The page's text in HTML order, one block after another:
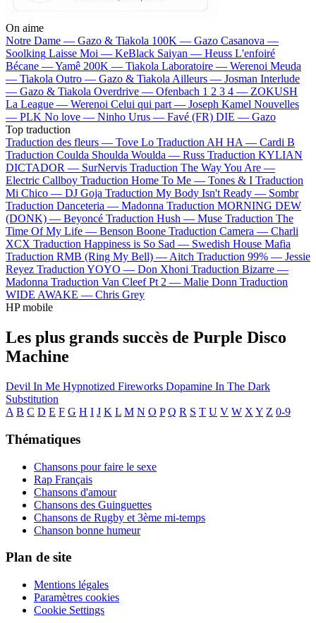
On aime
Notre Dame — Gazo & Tiakola 100K — Gazo Casanova —
Soolking Laisse Moi — KeBlack Saiyan — Heuss L'enfoiré
Bécane —Yamê 200K — Tiakola Laboratoire — Werenoi Meuda
— Tiakola Outro — Gazo & TiakolaAilleurs — Josman Interlude
— Gazo & Tiakola Overdrive — Ofenbach 1 2 3 4 — ZOKUSH
La League — Werenoi Celui qui part — Joseph Kamel Nouvelles
— PLK No love — Ninho Urus — Favé (FR) DIE — Gazo
Top traduction
Traduction des fleurs — Tove Lo Traduction AH HA — Cardi B
Traduction Coulda Shoulda Woulda — Russ Traduction KYLIAN
DICTADOR — SurNervis Traduction The Way You Are —
Electric Callboy Traduction Home To Me — Tones & I Traduction
Mi Chico — DJ Goja Traduction My Body Isn't Ready — Sombr
Traduction Danceteria — Madonna Traduction MORNING DEW
(DONK) — Beyoncé Traduction Hush — Muse Traduction The
Time Of My Life — Benson Boone Traduction Camera — Charli
XCX Traduction Happiness is So Sad — Swedish House Mafia
Traduction RMB (Ring My Bell) —Aitch Traduction 99% — Jessie
Reyez Traduction YOYO — Don Xhoni Traduction Bizarre —
Madonna Traduction Van Cleef Pt 2 — Malie Donn Traduction
WIDE AWAKE — Chris Grey
HP mobile
Les plus grands succès de Purple Disco
Machine
Devil In Me Hypnotized Fireworks Dopamine In The Dark
Substitution
A B C D E F G H I J K L M N O P Q R S T U V W X Y Z 0-9
Thématiques
Chansons pour faire le sexe
Rap Français
Chansons d'amour
Chansons des Guinguettes
Chansons de Rugby et 3ème mi-temps
Chanson bonne humeur
Plan de site
Mentions légales
Paramètres cookies
Cookie Settings